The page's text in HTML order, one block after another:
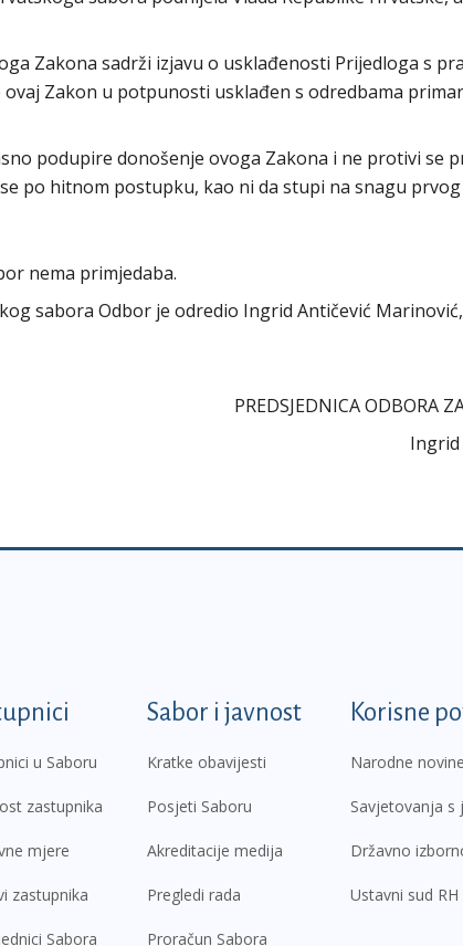
Zakona sadrži izjavu o usklađenosti Prijedloga s
Zakon u potpunosti usklađen s odredbama
podupire donošenje ovoga Zakona i ne protivi se
po hitnom postupku, kao ni da stupi na snagu prvog
nema primjedaba.
sabora Odbor je odredio Ingrid Antičević
PREDSJEDNICA ODBORA
u Saboru
zastupnika
mjere
zastupnika
Sabora
Sabor i javnost
Kratke obavijesti
Posjeti Saboru
Akreditacije medija
Pregledi rada
Proračun Sabora
Korisne
Narodne novine
Savjetovanja s
Državno
Ustavni sud RH